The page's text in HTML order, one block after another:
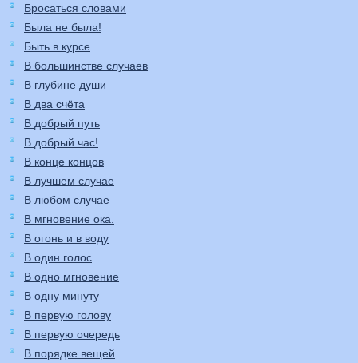
Бросаться словами
Была не была!
Быть в курсе
В большинстве случаев
В глубине души
В два счёта
В добрый путь
В добрый час!
В конце концов
В лучшем случае
В любом случае
В мгновение ока.
В огонь и в воду
В один голос
В одно мгновение
В одну минуту
В первую голову
В первую очередь
В порядке вещей